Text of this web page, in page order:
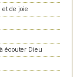
de joie
écouter Dieu